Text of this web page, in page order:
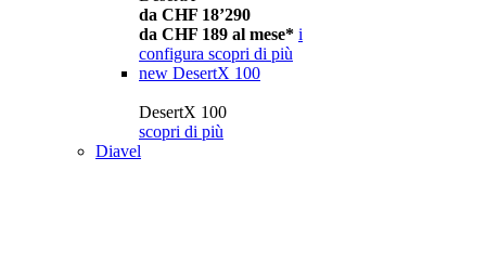
da CHF 18’290
da CHF 189 al mese* i
configura scopri di più
new DesertX 100
DesertX 100
scopri di più
Diavel